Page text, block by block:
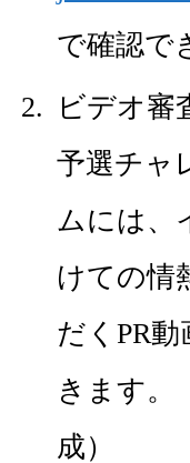
で確認で
ビデオ審
予選チャ
ムには、
けての情
だくPR
きます。
成）